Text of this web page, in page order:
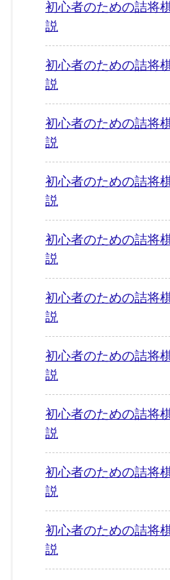
初心者のための詰
説
初心者のための詰
説
初心者のための詰
説
初心者のための詰
説
初心者のための詰
説
初心者のための詰
説
初心者のための詰
説
初心者のための詰
説
初心者のための詰
説
初心者のための詰
説